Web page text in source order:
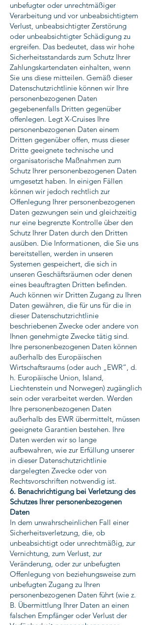
unbefugter oder unrechtmäßiger
Verarbeitung und vor unbeabsichtigtem
Verlust, unbeabsichtigter Zerstörung
oder unbeabsichtigter Schädigung zu
ergreifen. Das bedeutet, dass wir hohe
Sicherheitsstandards zum Schutz Ihrer
Zahlungskartendaten einhalten, wenn
Sie uns diese mitteilen. Gemäß dieser
Datenschutzrichtlinie können wir Ihre
personenbezogenen Daten
gegebenenfalls Dritten gegenüber
offenlegen. Legt X-Cruises Ihre
personenbezogenen Daten einem
Dritten gegenüber offen, muss dieser
Dritte geeignete technische und
organisatorische Maßnahmen zum
Schutz Ihrer personenbezogenen Daten
umgesetzt haben. In einigen Fällen
können wir jedoch rechtlich zur
Offenlegung Ihrer personenbezogenen
Daten gezwungen sein und gleichzeitig
nur eine begrenzte Kontrolle über den
Schutz Ihrer Daten durch den Dritten
ausüben. Die Informationen, die Sie uns
bereitstellen, werden in unseren
Systemen gespeichert, die sich in
unseren Geschäftsräumen oder denen
eines beauftragten Dritten befinden.
Auch können wir Dritten Zugang zu Ihren
Daten gewähren, die für uns für die in
dieser Datenschutzrichtlinie
beschriebenen Zwecke oder andere von
Ihnen genehmigte Zwecke tätig sind.
Ihre personenbezogenen Daten können
außerhalb des Europäischen
Wirtschaftsraums (oder auch „EWR“, d.
h. Europäische Union, Island,
Liechtenstein und Norwegen) zugänglich
sein oder verarbeitet werden. Werden
Ihre personenbezogenen Daten
außerhalb des EWR übermittelt, müssen
geeignete Garantien bestehen. Ihre
Daten werden wir so lange
aufbewahren, wie zur Erfüllung unserer
in dieser Datenschutzrichtlinie
dargelegten Zwecke oder von
Rechtsvorschriften notwendig ist.
6. Benachrichtigung bei Verletzung des
Schutzes Ihrer personenbezogenen
Daten
In dem unwahrscheinlichen Fall einer
Sicherheitsverletzung, die, ob
unbeabsichtigt oder unrechtmäßig, zur
Vernichtung, zum Verlust, zur
Veränderung, oder zur unbefugten
Offenlegung von beziehungsweise zum
unbefugten Zugang zu Ihren
personenbezogenen Daten führt (wie z.
B. Übermittlung Ihrer Daten an einen
falschen Empfänger oder Verlust der